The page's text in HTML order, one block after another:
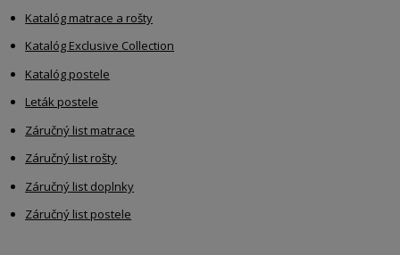
Katalóg matrace a rošty
Katalóg Exclusive Collection
Katalóg postele
Leták postele
Záručný list matrace
Záručný list rošty
Záručný list doplnky
Záručný list postele